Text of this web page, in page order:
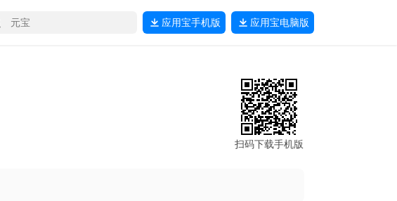
应用宝手机版 应用宝电脑版
扫码下载手机版